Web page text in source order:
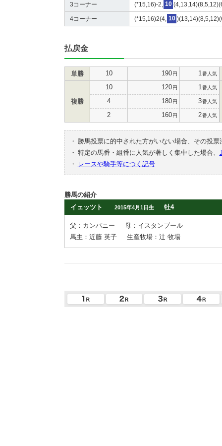
3コーナー (*15,16)-2, 10
4コーナー (*15,16)2(4, 10
払戻金
単勝 10 190円 1 番人気
複勝
10 120円 1 番人気
4 180円 3番人気
2 160円 2番人気
・
勝馬投票に的中された方がいない場合、その投
・ 特定の馬番・組番に人気が著しく集中した場合、
・
レースや騎手等につく記号
勝馬の紹介
イェッツト
2015年4月1日生 牡4
父：カンパニー
母：イスタンブール
馬主：近藤 英子
生産牧場：辻 牧場